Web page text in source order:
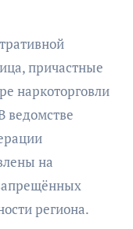
причастные
наркоторговли
ведомстве
на
региона.